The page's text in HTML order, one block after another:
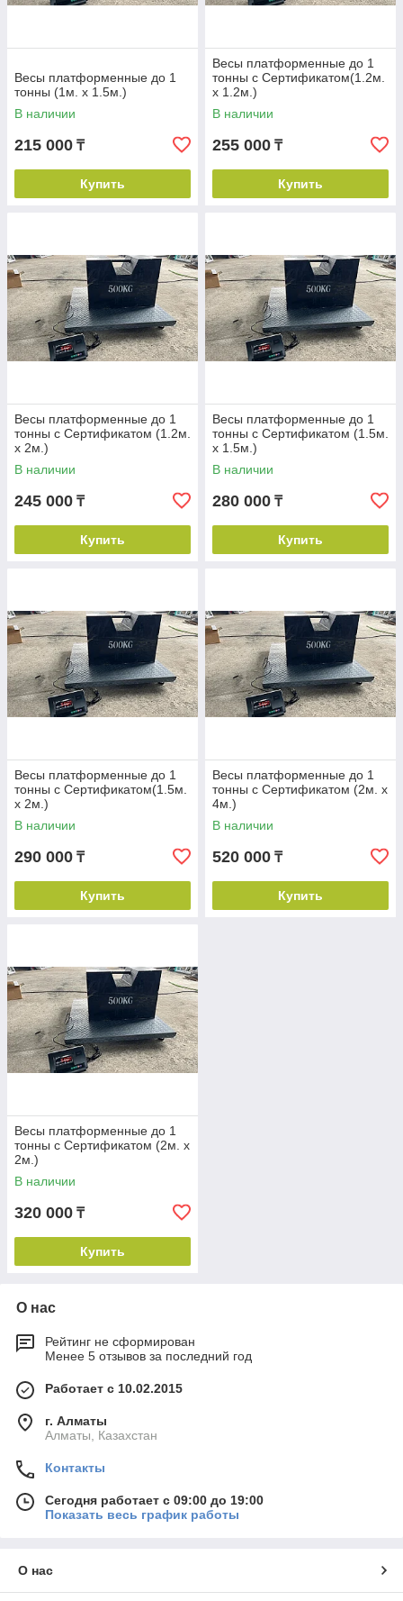
Весы платформенные до 1
тонны (1м. х 1.5м.)
В наличии
215 000 ₸
Купить
Весы платформенные до 1
тонны с Сертификатом(1.2м.
х 1.2м.)
В наличии
255 000 ₸
Купить
Весы платформенные до 1
тонны с Сертификатом (1.2м.
х 2м.)
В наличии
245 000 ₸
Купить
Весы платформенные до 1
тонны с Сертификатом (1.5м.
х 1.5м.)
В наличии
280 000 ₸
Купить
Весы платформенные до 1
тонны с Сертификатом(1.5м.
х 2м.)
В наличии
290 000 ₸
Купить
Весы платформенные до 1
тонны с Сертификатом (2м. х
4м.)
В наличии
520 000 ₸
Купить
Весы платформенные до 1
тонны с Сертификатом (2м. х
2м.)
В наличии
320 000 ₸
Купить
О нас
Рейтинг не сформирован
Менее 5 отзывов за последний год
Работает с 10.02.2015
г. Алматы
Алматы, Казахстан
Контакты
Сегодня работает с 09:00 до 19:00
Показать весь график работы
О нас